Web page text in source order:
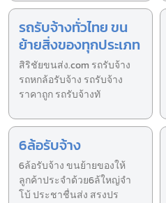
รถรับจ้างทั่วไทย ขน
ย้ายสิ่งของทุกประเภท
สิริชัยขนส่ง.com รถรับจ้าง
รถหกล้อรับจ้าง รถรับจ้าง
ราคาถูก รถรับจ้างทั
6ล้อรับจ้าง
6ล้อรับจ้าง ขนย้ายของให้
ลูกค้าประจำด้วย6ล้ใหญ่จำ
โบ้ ประชาชื่นส่ง สรงปร